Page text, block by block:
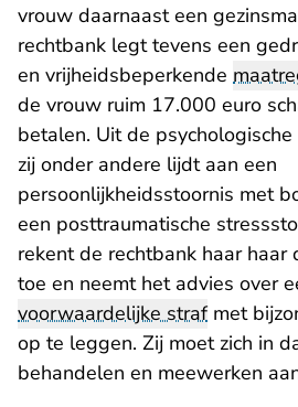
vrouw daarnaast een
rechtbank legt tevens een
en vrijheidsbeperkende
de vrouw ruim 17.000 euro
betalen. Uit de
zij onder andere lijdt aan een
persoonlijkheidsstoornis met
een posttraumatische
rekent de rechtbank haar haar
toe en neemt het advies over
voorwaardelijke strafmet
op te leggen. Zij moet zich in
behandelen en meewerken